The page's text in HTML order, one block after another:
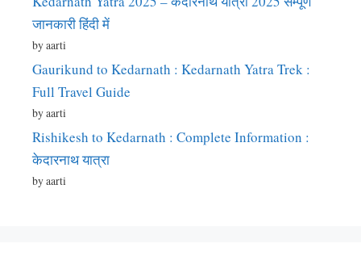
जानकारी हिंदी में
by aarti
Gaurikund to Kedarnath : Kedarnath Yatra Trek :
Full Travel Guide
by aarti
Rishikesh to Kedarnath : Complete Information :
केदारनाथ यात्रा
by aarti